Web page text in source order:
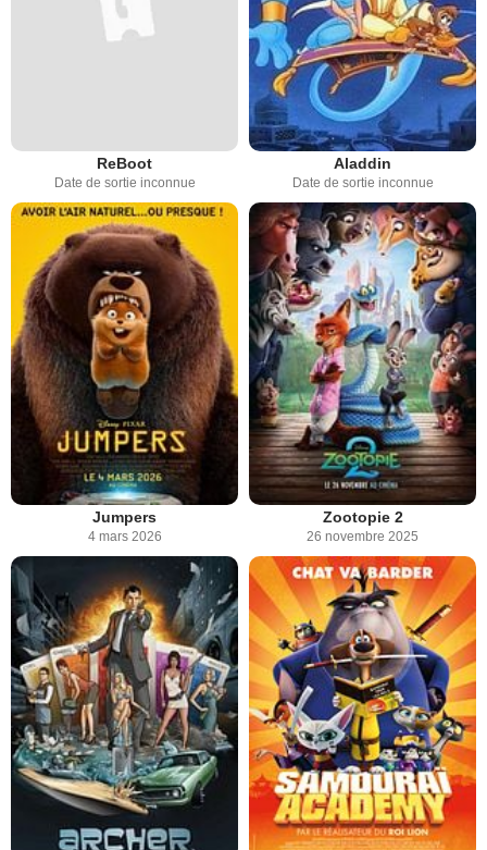
ReBoot
Date de sortie inconnue
Aladdin
Date de sortie inconnue
Jumpers
4 mars 2026
Zootopie 2
26 novembre 2025